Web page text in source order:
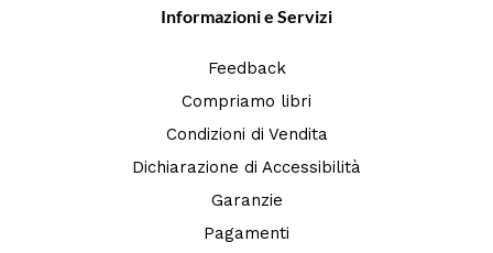
Informazioni e Servizi
Feedback
Compriamo libri
Condizioni di Vendita
Dichiarazione di Accessibilità
Garanzie
Pagamenti